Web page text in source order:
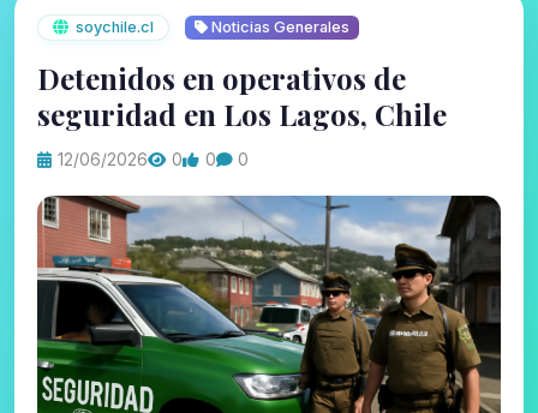
soychile.cl Noticias Generales
Detenidos en operativos de
seguridad en Los Lagos, Chile
12/06/2026 0 0 0